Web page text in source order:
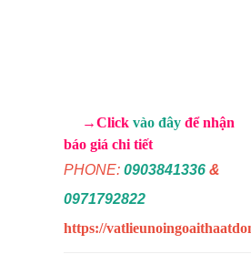
→Click vào đâyđể nhận
báo giá chi tiết
PHONE: 0903841336&
0971792822
https://